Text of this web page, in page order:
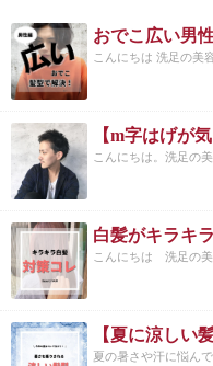
こんにちは 洗足の美
こんにちは。洗足の
こんにちは 洗足の美
夏の暑さや汗に悩ん